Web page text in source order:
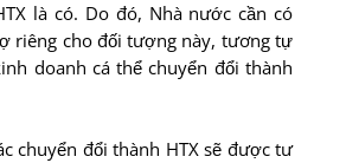
là có. Do đó, Nhà nước cần có
riêng cho đối tượng này, tương tự
doanh cá thể chuyển đổi thành
chuyển đổi thành HTX sẽ được tư